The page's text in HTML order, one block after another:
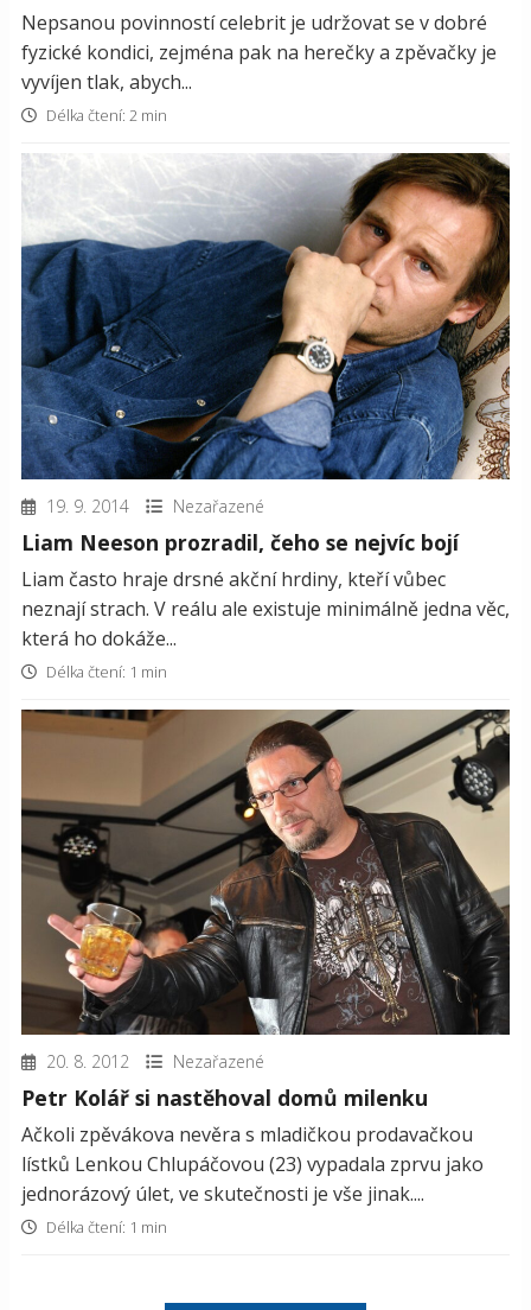
Nepsanou povinností celebrit je udržovat se v dobré
fyzické kondici, zejména pak na herečky a zpěvačky je
vyvíjen tlak, abych...
Délka čtení: 2 min
19. 9. 2014 Nezařazené
Liam Neeson prozradil, čeho se nejvíc bojí
Liam často hraje drsné akční hrdiny, kteří vůbec
neznají strach. V reálu ale existuje minimálně jedna věc,
která ho dokáže...
Délka čtení: 1 min
20. 8. 2012 Nezařazené
Petr Kolář si nastěhoval domů milenku
Ačkoli zpěvákova nevěra s mladičkou prodavačkou
lístků Lenkou Chlupáčovou (23) vypadala zprvu jako
jednorázový úlet, ve skutečnosti je vše jinak....
Délka čtení: 1 min